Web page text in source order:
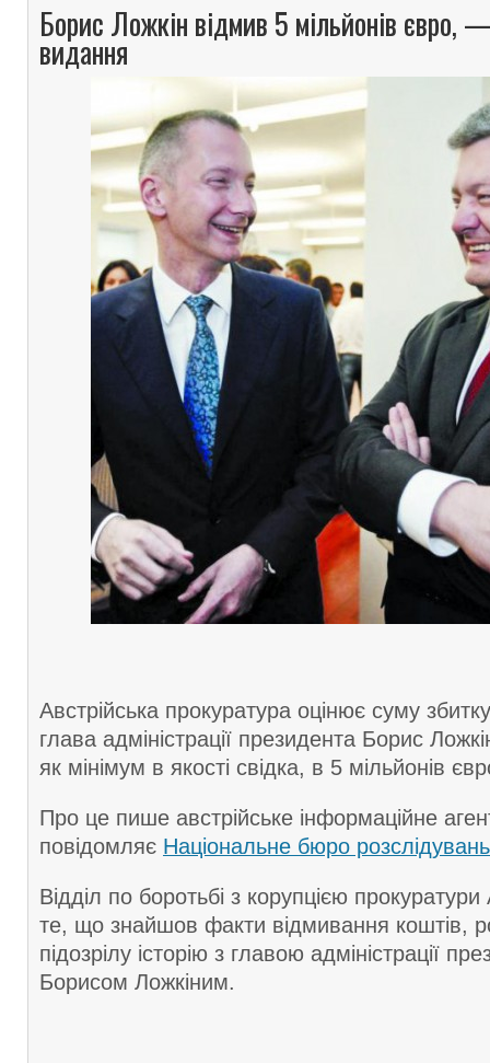
Борис Ложкін відмив 5 мільйонів євро,
видання
Австрійська прокуратура оцінює суму
глава адміністрації президента Борис
як мінімум в якості свідка, в 5 мільйонів
Про це пише австрійське інформаційне
повідомляє Національне бюро
Відділ по боротьбі з корупцією
те, що знайшов факти відмивання коштів,
підозрілу історію з главою адміністрації
Борисом Ложкіним.